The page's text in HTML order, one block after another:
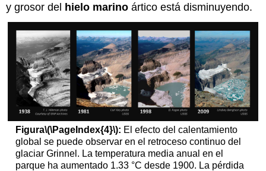
y grosor del hielo marino ártico está disminuyendo.
Figura\(\PageIndex{4}\): El efecto del calentamiento
global se puede observar en el retroceso continuo del
glaciar Grinnel. La temperatura media anual en el
parque ha aumentado 1.33 °C desde 1900. La pérdida